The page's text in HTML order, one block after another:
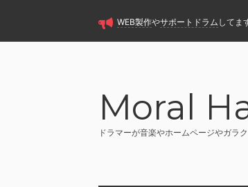
WEB製作やサポートドラム してま
Moral
ドラマーが音楽やホームページやガラク